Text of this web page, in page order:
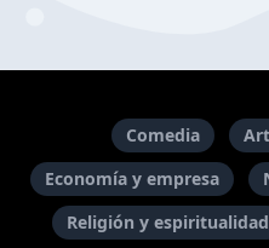
Comedia
Economía y empresa
Religión y espiritualidad